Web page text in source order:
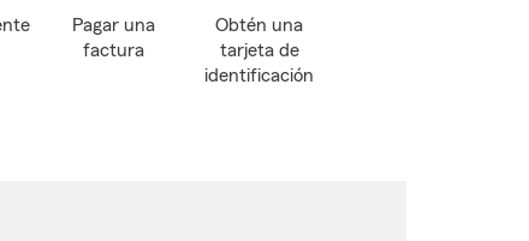
Pagar una
factura
Obtén una
tarjeta de
identificación